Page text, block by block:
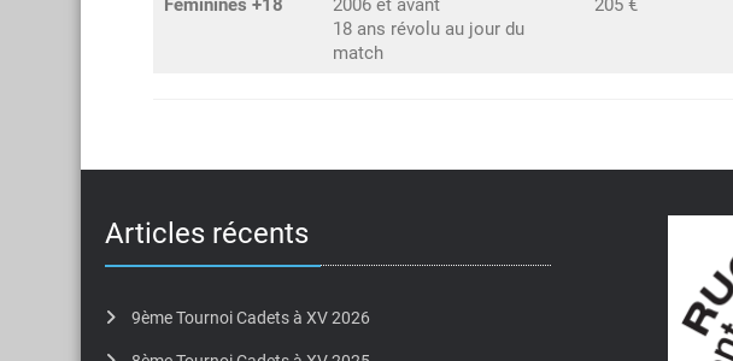
Féminines +18
2006 et avant
18 ans révolu au jour du
match
205 €
Articles récents
9ème Tournoi Cadets à XV 2026